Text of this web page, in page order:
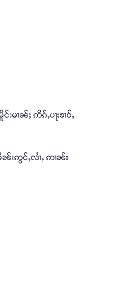
ၢၼ်ႈ ဢိၵ်ႇပႃးၶၢဝ်ႇ
းဢွင်ႇလၢႆႇ ဢၢၼ်း